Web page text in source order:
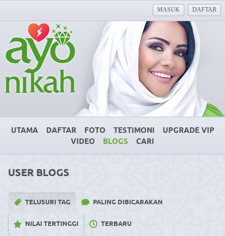
MASUK DAFTAR
UTAMA DAFTAR FOTO TESTIMONI
UPGRADE VIP
VIDEO
BLOGS CARI
USER BLOGS
TELUSURI TAG PALING DIBICARAKAN
NILAI TERTINGGI TERBARU